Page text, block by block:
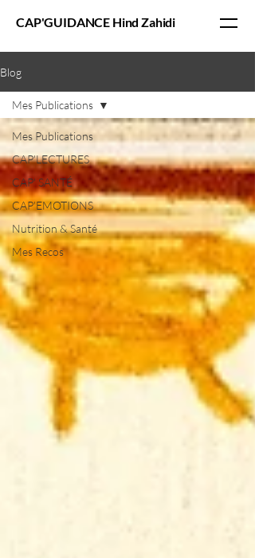
CAP'GUIDANCE Hind Zahidi
Blog
Mes Publications
CAP'LECTURES
CAP' SANTÉ
CAP'EMOTIONS
Nutrition & Santé
Mes Recos
Mes Publications